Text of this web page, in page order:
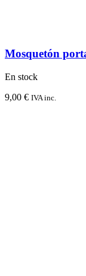
Mosquetón
En stock
9,00 € IVA inc.